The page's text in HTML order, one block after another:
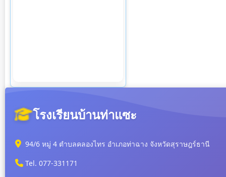
โรงเรียนบ้านท่าแซะ
94/6 หมู่ 4 ตำบลคลองไทร อำเภอท่าฉาง จังหวัดสุราษฎร์ธานี
Tel. 077-331171